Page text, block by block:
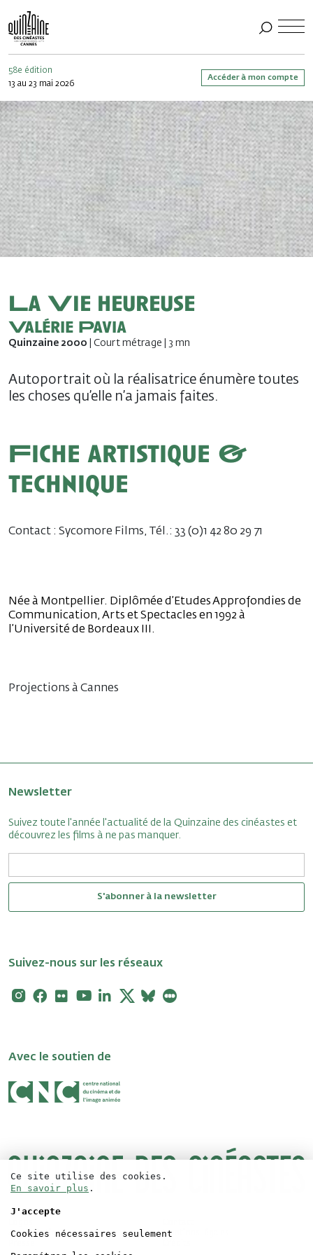
58e édition
13 au 23 mai 2026
Accéder à mon compte
La Vie heureuse
Valérie Pavia
Quinzaine 2000 | Court métrage | 3 mn
Autoportrait où la réalisatrice énumère toutes
les choses qu’elle n’a jamais faites.
Fiche artistique &
technique
Contact : Sycomore Films, Tél.: 33 (0)1 42 80 29 71
Née à Montpellier. Diplômée d’Etudes Approfondies de
Communication, Arts et Spectacles en 1992 à
l’Université de Bordeaux III.
Projections à Cannes
Newsletter
Suivez toute l'année l'actualité de la Quinzaine des cinéastes et
découvrez les films à ne pas manquer.
S'abonner à la newsletter
Suivez-nous sur les réseaux
Instagram
Facebook
FlickrYoutubeLinkedin
X Bluesky
Avec le soutien de
Accréditations
Mentions légales
Ce site utilise des cookies.
En savoir plus .
J'accepte
Cookies nécessaires seulement